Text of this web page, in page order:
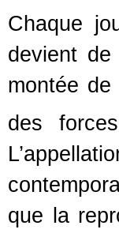
Chaque
devient
montée de
des
que la